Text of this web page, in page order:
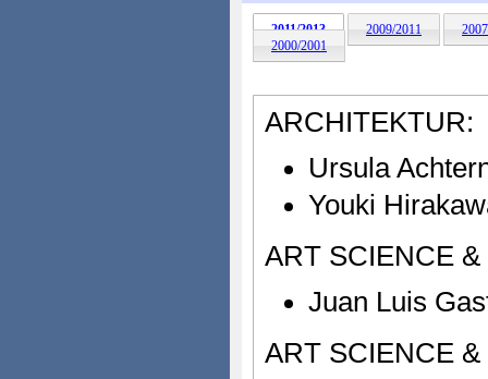
2011/2013 2009/2011
2000/2001
ARCHITEKTUR:
Ursula
Youki
ART SCIENCE
Juan Luis
ART SCIENCE